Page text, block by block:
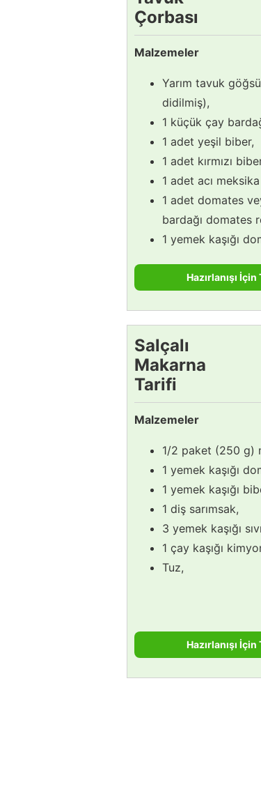
Çorbası
Tarifi
Malzemeler
Yarım tavuk
didilmiş),
1 küçük çay
1 adet yeşil biber,
1 adet kırmızı
1 adet acı
1 adet domates
bardağı domates
1 yemek kaşığı
Hazırlanışı İçin
Salçalı
Makarna
Tarifi
Malzemeler
1/2 paket (250 g)
1 yemek kaşığı
1 yemek kaşığı
1 diş sarımsak,
3 yemek kaşığı
1 çay kaşığı
Tuz,
Hazırlanışı İçin